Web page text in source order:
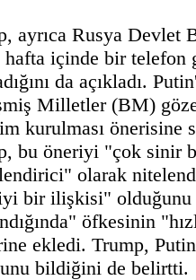
ayrıca Rusya Devlet
içinde bir telefon
da açıkladı.
Milletler (BM)
kurulması önerisine
bu öneriyi "çok sinir
olarak
bir ilişkisi" olduğunu
öfkesinin
ekledi. Trump,
bildiğini de belirtti.